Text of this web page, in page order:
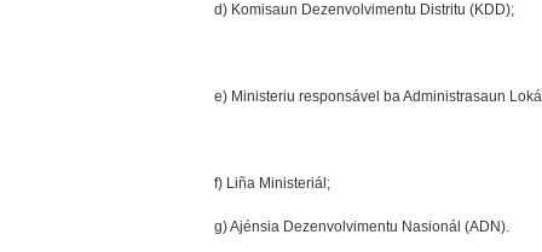
d) Komisaun Dezenvolvimentu Distritu (KDD);
e) Ministeriu responsável ba Administrasaun
f) Liña Ministeriál;
g) Ajénsia Dezenvolvimentu Nasionál (ADN).